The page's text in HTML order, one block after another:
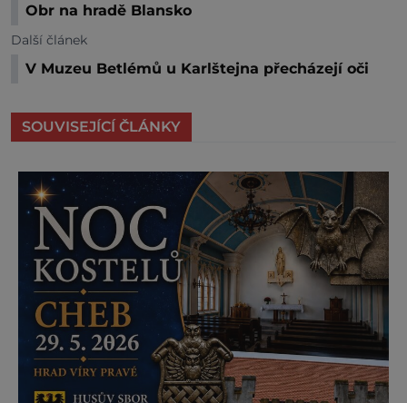
Obr na hradě Blansko
Další článek
V Muzeu Betlémů u Karlštejna přecházejí oči
SOUVISEJÍCÍ ČLÁNKY